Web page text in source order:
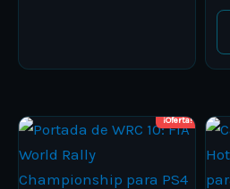
product
on
¡Oferta!
Price
range:
ARS
ARS
This
product
has
has